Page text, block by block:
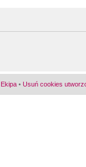
Ekipa • Usuń cookies